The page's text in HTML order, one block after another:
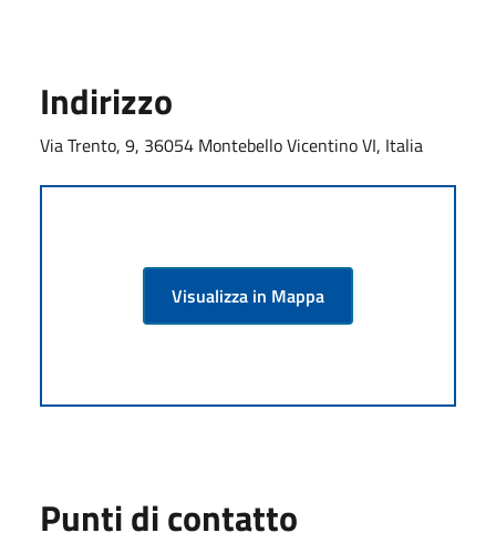
Indirizzo
Via Trento, 9, 36054 Montebello Vicentino VI, Italia
Visualizza in Mappa
Punti di contatto